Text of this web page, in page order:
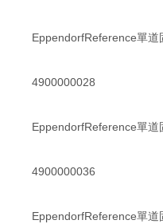
EppendorfReference單道
4900000028
EppendorfReference單道
4900000036
EppendorfReference單道